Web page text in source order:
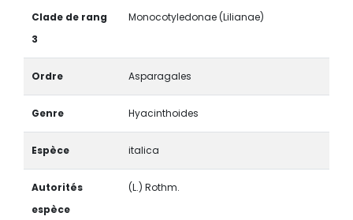
Clade de rang
3
Monocotyledonae (Lilianae)
Ordre Asparagales
Genre Hyacinthoides
Espèce italica
Autorités
espèce
(L.) Rothm.